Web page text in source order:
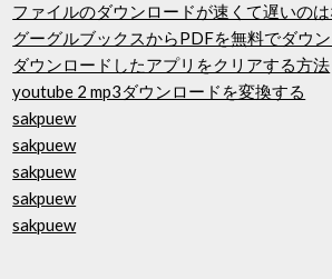
ファイルのダウンロードが速くて遅いの
グーグルブックスからPDFを無料でダウ
ダウンロードしたアプリをクリアする方法
youtube 2 mp3ダウンロードを変換する
sakpuew
sakpuew
sakpuew
sakpuew
sakpuew